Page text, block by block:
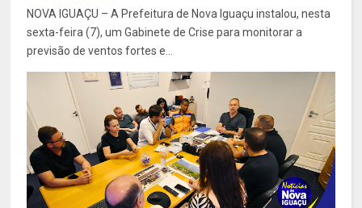
NOVA IGUAÇU – A Prefeitura de Nova Iguaçu instalou, nesta
sexta-feira (7), um Gabinete de Crise para monitorar a
previsão de ventos fortes e...